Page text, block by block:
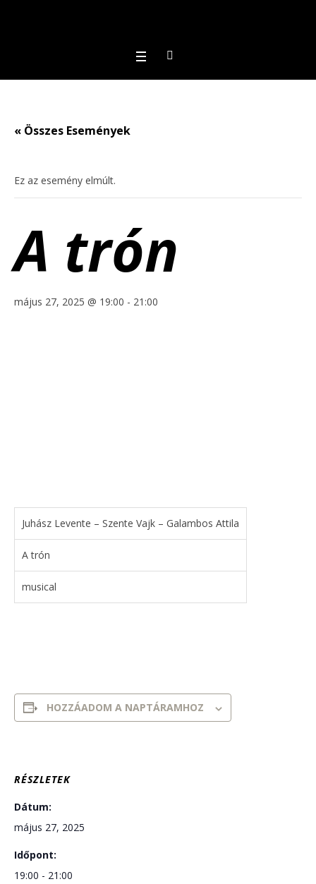
« Összes Események
Ez az esemény elmúlt.
A trón
május 27, 2025 @ 19:00 - 21:00
Juhász Levente – Szente Vajk – Galambos Attila
A trón
musical
HOZZÁADOM A NAPTÁRAMHOZ
RÉSZLETEK
Dátum:
május 27, 2025
Időpont:
19:00 - 21:00